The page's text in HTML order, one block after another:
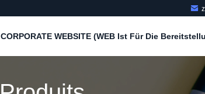
CORPORATE WEBSITE (WEB Ist Für Die